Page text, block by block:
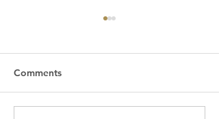
Comments